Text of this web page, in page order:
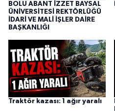
BOLU ABANT İZZET BAYSAL
ÜNİVERSİTESİ REKTÖRLÜĞÜ
İDARİ VE MALİ İŞLER DAİRE
BAŞKANLIĞI
Traktör kazası: 1 ağır yaralı